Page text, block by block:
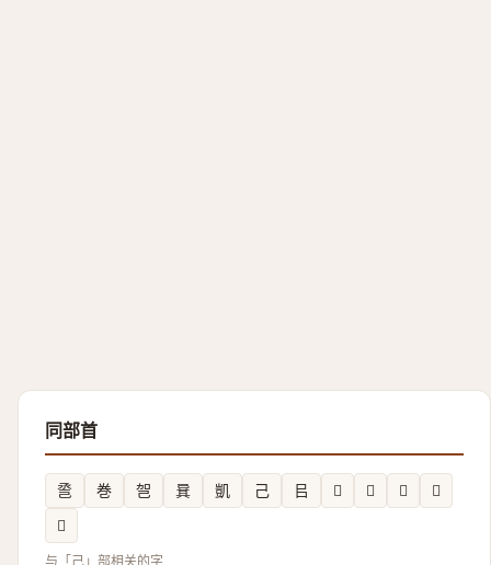
同部首
巹 巻 㠰 㠱 凱 己 㠯 𱜞 𭘎 𫶵
𲞫
𫶹
与「己」部相关的字